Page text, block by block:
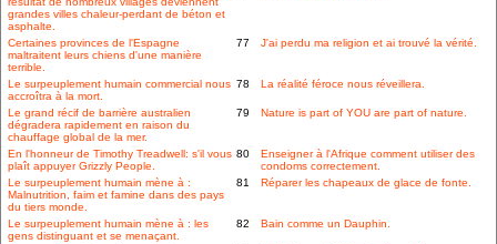
grandes villes chaleur-perdant de béton et
asphalte.
Certaines provinces de l'Espagne
maltraitent leurs chiens d'une manière
terrible.
77 J'ai perdu ma religion et ai trouvé la vérité.
Le surpeuplement humain commercial nous
accroîtra à la mort.
78 La réalité féroce nous réveillera.
Le grand récif de barrière australien
dégradera rapidement en raison du
chauffage global de la mer.
79 Nature is part of YOU are part of nature.
En l'honneur de Timothy Treadwell: s'il vous
plaît appuyer Grizzly People.
80
Enseigner à l'Afrique comment utiliser des
condoms correctement.
Le surpeuplement humain mène à :
Malnutrition, faim et famine dans des pays
du tiers monde.
81 Réparer les chapeaux de glace de fonte.
Le surpeuplement humain mène à : les
gens distinguant et se menaçant.
82 Bain comme un Dauphin.